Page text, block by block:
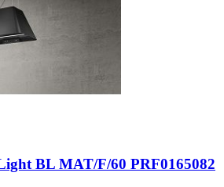
BL MAT/F/60 PRF0165082